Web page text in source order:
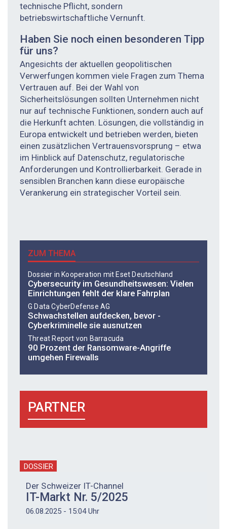
technische Pflicht, sondern
betriebswirtschaftliche Vernunft.
Haben Sie noch einen besonderen Tipp
für uns?
Angesichts der aktuellen geopolitischen
Verwerfungen kommen viele Fragen zum Thema
Vertrauen auf. Bei der Wahl von
Sicherheitslösungen sollten Unternehmen nicht
nur auf technische Funktionen, sondern auch auf
die Herkunft achten. Lösungen, die vollständig in
Europa entwickelt und betrieben werden, bieten
einen zusätzlichen Vertrauensvorsprung – etwa
im Hinblick auf Datenschutz, regulatorische
Anforderungen und Kontrollierbarkeit. Gerade in
sensiblen Branchen kann diese europäische
Verankerung ein strategischer Vorteil sein.
ZUM THEMA
Dossier in Kooperation mit Eset Deutschland
Cybersecurity im Gesundheitswesen: Vielen
Einrichtungen fehlt der klare Fahrplan
G Data CyberDefense AG
Schwachstellen aufdecken, bevor ­
Cyberkriminelle sie ausnutzen
Threat Report von Barracuda
90 Prozent der Ransomware-Angriffe
umgehen Firewalls
PARTNER
DOSSIER
Der Schweizer IT-Channel
IT-Markt Nr. 5/2025
06.08.2025 - 15:04 Uhr